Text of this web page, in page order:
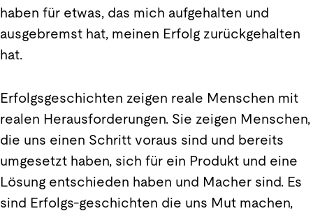
haben für etwas, das mich aufgehalten und
ausgebremst hat, meinen Erfolg zurückgehalten
hat.
Erfolgsgeschichten zeigen reale Menschen mit
realen Herausforderungen. Sie zeigen Menschen,
die uns einen Schritt voraus sind und bereits
umgesetzt haben, sich für ein Produkt und eine
Lösung entschieden haben und Macher sind. Es
sind Erfolgs-geschichten die uns Mut machen,